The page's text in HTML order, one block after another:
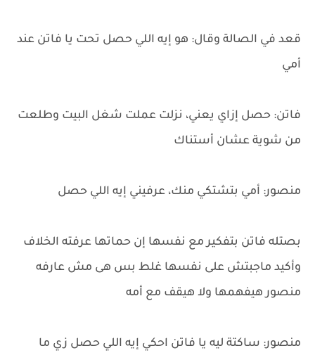
قعد في الصالة وقال: هو إيه اللي حصل تحت يا فاتن عند
أمي
فاتن: حصل إزاي يعني، نزلت عملت شغل البيت وطلعت
من شوية عشان أستناك
منصور: أمي بتشتكي منك، عرفيني إيه اللي حصل
بصتله فاتن بتفكير مع نفسها إن حماتها عرفته الخلاف
وأكيد ماجبتش على نفسها غلط بس هى مش عارفه
منصور هيفهمها ولا هيقف مع أمه
منصور: ساكتة ليه يا فاتن احكي إيه اللي حصل زي ما